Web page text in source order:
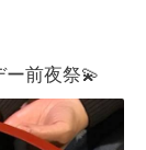
ー前夜祭💫